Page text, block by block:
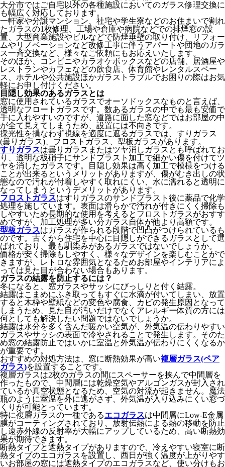
大分市ではご自宅以外の各種施設においてのガラス修理交換に
も幅広く対応しております。
一軒家や分譲マンション、社宅や学生寮などのお住まいで割れ
たガラスの1枚修理、工場や倉庫や病院などでの排煙窓の設
置、大型商業施設やビルなどで防煙垂壁の取り付け、リフォー
ムやリノベーションなど改修工事に伴うアパートや団地のガラ
ス一斉交換など、様々なご依頼にもお応えいたします。
そのほか、コンビニやカラオケボックスなどの店舗、居酒屋や
レストランやカフェなどの飲食店、体育館やレンタルスペー
ス、ホテルや公共施設ほかガラストラブルでお困りの際はお気
軽にお申し付けください。
目隠し効果のあるガラスとは
窓に使用されているガラスでオーソドックスなものと言えば、
透明なフロートガラスです。数あるガラスの中でも最も安価で
手に入れやすいのですが、道路に面した窓などではお部屋の中
が全て見えてしまうため、設置には不向きです。
採光性を損なわず視線を適度に遮るガラスでは、すりガラス
(曇りガラス)、フロストガラス、型板ガラスがあります。
すりガラスは曇りガラスまたはツヤ消しガラスとも呼ばれてお
り、透明な板硝子にサンドブラスト加工で細かい傷を付けてツ
ヤを消したガラスです。目隠し効果は高く加工で模様をつける
ことが出来るというメリットがありますが、傷がむき出しの状
態なので汚れが付着しやすく取れにくい、水に濡れると透明に
なってしまうというデメリットがあります。
フロストガラスはすりガラスのサンドブラスト後に薬品で化学
処理を施しています。表面は滑らかで汚れが付きにくく掃除も
しやすいため長期的な使用を考えるとフロストガラスがおすす
めですが、加工処理が多い分ガラス自体が他より高額です。
型板ガラスはガラスが作られる段階で凹凸がつけられているも
のです。古くから住宅を中心に目隠しができるガラスとして選
ばれており、最も馴染みがあるガラスではないでしょうか。
価格が安く掃除もしやすく、様々なデザインを楽しむことがで
きますが、レトロな雰囲気となるためお部屋やインテリアによ
っては見た目が合わない場合もあります。
ガラスの結露を防止するには？
冬になると、窓ガラスやサッシにびっしりと付く結露。
結露はこまめにふき取ってもすぐに水滴が付いてしまい、放置
すると木枠や壁紙などの変色や腐食、カビの発生原因となって
しまうため、見た目が汚いだけでなくアレルギー体質の方には
何としても解決したい問題ではないでしょうか。
結露は水分を多く含んだ暖かい空気が、外気温の伝わりやすい
ガラスやサッシの表面で冷やされることで発生します。そのた
め窓の結露防止ではいかに室温と外気温が伝わりにくくなるか
が重要です。
おすすめの対処方法は、窓に断熱効果が高い複層ガラス(ペア
ガラス)を設置することです。
複層ガラスは2枚のガラスの間にスペーサーを挟んで中間層を
作ったもので、中間層には乾燥空気やアルゴンガスが封入され
ているか真空状態となるため、空気の対流が起きません。魔法
瓶のように室温を外に逃がさず、外気温が入り込みにくい窓づ
くりが可能とっています。
特に複層ガラスの一種であるエコガラスは中間層にLow-E金属
膜がコーティングされており、放射伝熱による熱の移動を防止
し遠赤外線の反射率が大幅にアップしているため、高い断熱効
果が期待できます。
断熱タイプと遮熱タイプがありますので、冷えやすい寝室に断
熱タイプのエコガラスを設置し、西日が強く温度が上がりやす
いお部屋の窓には遮熱タイプのエコガラスなど、使い分けもお